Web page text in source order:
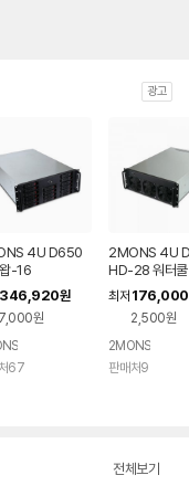
광고
4U D650
-16
346,920원
7,000원
67
2MONS 4U
HD-28 워터쿨
최저 176,000
2,500원
2MONS
판매처9
전체보기